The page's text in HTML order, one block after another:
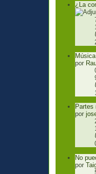
¿La
por
Partes
por
No
por